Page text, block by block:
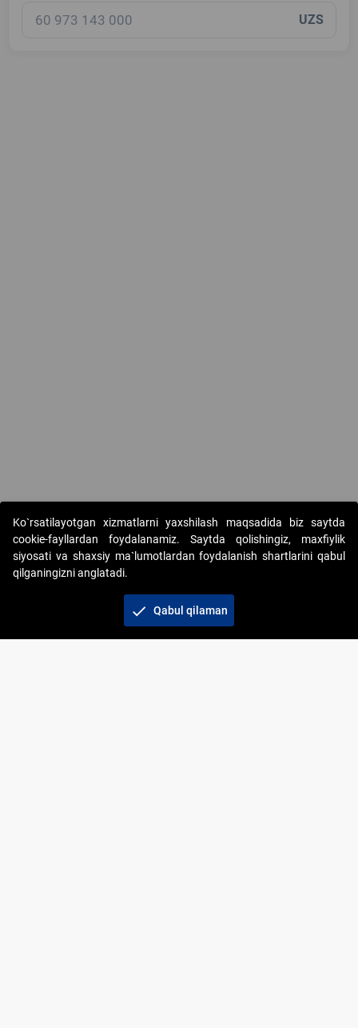
UZS
Copyright © 2017-2026. "Elektron onlayn-auksionlarni
tashkil etish" AJ. Barcha huquqlar himoyalangan
Ko`rsatilayotgan xizmatlarni yaxshilash maqsadida biz saytda
cookie-fayllardan foydalanamiz. Saytda qolishingiz, maxfiylik
siyosati va shaxsiy ma`lumotlardan foydalanish shartlarini qabul
qilganingizni anglatadi.
check Qabul qilaman